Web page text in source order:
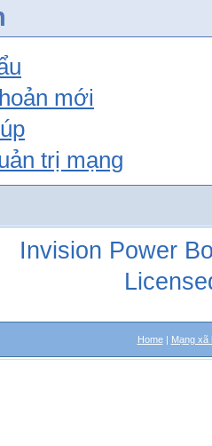
mới
trị mạng
Invision Power
Home| Mạng xã